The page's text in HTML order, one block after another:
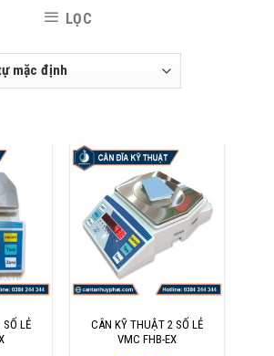
LỌC
LẺ
CÂN KỸ THUẬT 2 SỐ LẺ
VMC FHB-EX